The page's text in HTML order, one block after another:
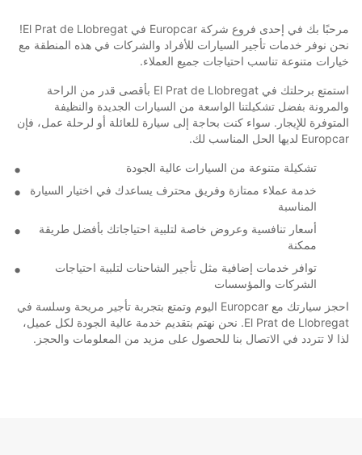
مرحبًا بك في إحدى فروع شركة Europcar في El Prat de Llobregat!
نحن نوفر خدمات تأجير السيارات للأفراد والشركات في هذه المنطقة مع
خيارات متنوعة تناسب احتياجات جميع العملاء.
استمتع برحلتك في El Prat de Llobregat بأقصى قدر من الراحة
والمرونة بفضل تشكيلتنا الواسعة من السيارات الجديدة والنظيفة
المتوفرة للإيجار. سواء كنت بحاجة إلى سيارة للعائلة أو لرحلة عمل، فإن
Europcar لديها الحل المناسب لك.
تشكيلة متنوعة من السيارات عالية الجودة
خدمة عملاء ممتازة وفريق محترف يساعدك في اختيار السيارة
المناسبة
أسعار تنافسية وعروض خاصة لتلبية احتياجاتك بأفضل طريقة
ممكنة
توافر خدمات إضافية مثل تأجير الشاحنات لتلبية احتياجات
الشركات والمؤسسات
احجز سيارتك مع Europcar اليوم وتمتع بتجربة تأجير مريحة وسلسة في
El Prat de Llobregat. نحن نهتم بتقديم خدمة عالية الجودة لكل عميل،
لذا لا تتردد في الاتصال بنا للحصول على مزيد من المعلومات والحجز.